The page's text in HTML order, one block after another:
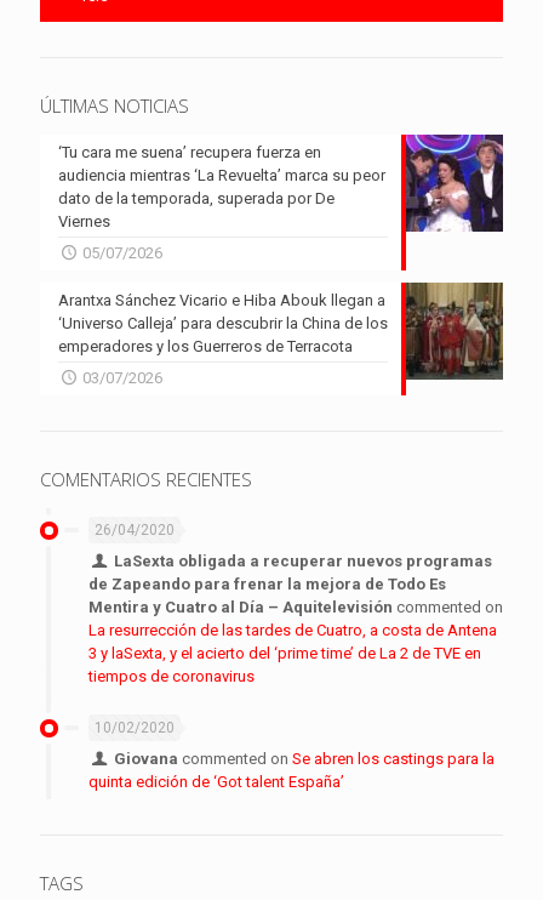
ÚLTIMAS NOTICIAS
‘Tu cara me suena’ recupera fuerza en
audiencia mientras ‘La Revuelta’ marca su peor
dato de la temporada, superada por De
Viernes
05/07/2026
Arantxa Sánchez Vicario e Hiba Abouk llegan a
‘Universo Calleja’ para descubrir la China de los
emperadores y los Guerreros de Terracota
03/07/2026
COMENTARIOS RECIENTES
26/04/2020
LaSexta obligada a recuperar nuevos programas
de Zapeando para frenar la mejora de Todo Es
Mentira y Cuatro al Día – Aquitelevisión commented on
La resurrección de las tardes de Cuatro, a costa de Antena
3 y laSexta, y el acierto del ‘prime time’ de La 2 de TVE en
tiempos de coronavirus
10/02/2020
Giovana commented onSe abren los castings para la
quinta edición de ‘Got talent España’
TAGS